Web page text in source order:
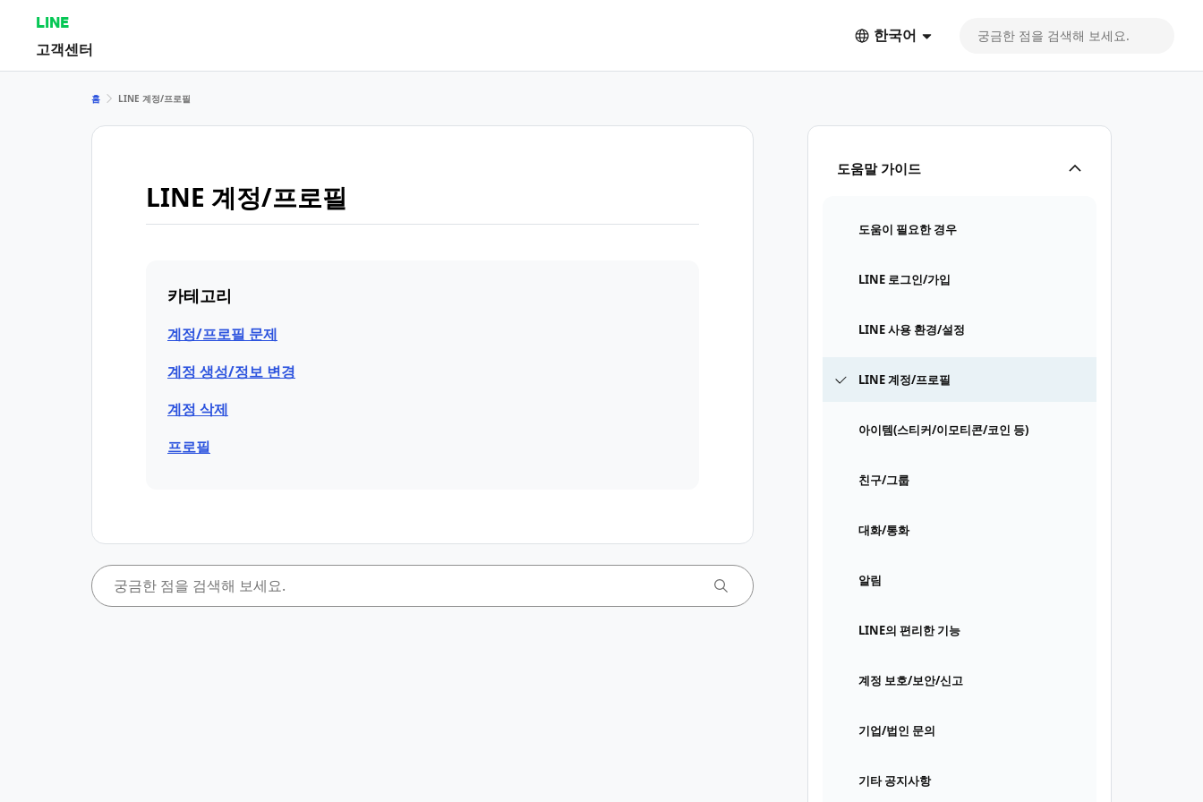
LINE
고객센터
한국어
도움말 가이드
도움이 필요한 경우
LINE 로그인/가입
LINE 사용 환경/설정
LINE 계정/프로필
아이템(스티커/이모티콘/코인 등)
친구/그룹
대화/통화
알림
LINE의 편리한 기능
계정 보호/보안/신고
기업/법인 문의
기타 공지사항
홈 LINE 계정/프로필
LINE 계정/프로필
카테고리
계정/프로필 문제
계정 생성/정보 변경
계정 삭제
프로필